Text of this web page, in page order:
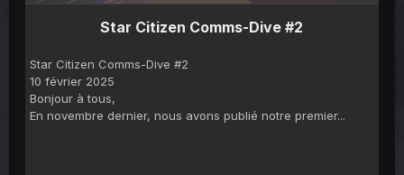
Star Citizen Comms-Dive #2
Star Citizen Comms-Dive #2
10 février 2025
Bonjour à tous,
En novembre dernier, nous avons publié notre premier...